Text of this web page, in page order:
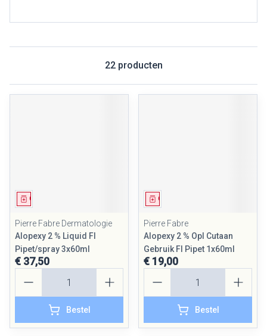
22producten
Geneesmiddel
Pierre Fabre Dermatologie
Alopexy 2 % Liquid Fl
Pipet/spray 3x60ml
€ 37,50
Bestel
Geneesmiddel
Pierre Fabre
Alopexy 2 % Opl Cutaan
Gebruik Fl Pipet 1x60ml
€ 19,00
Bestel